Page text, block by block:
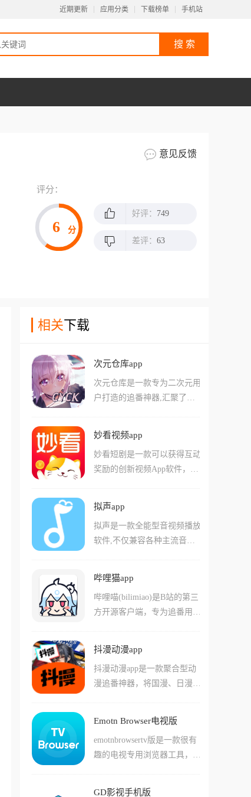
近期更新 应用分类 下载榜单 手机站
意见反馈
评分：
6 分
好评： 749
差评： 63
相关下载
次元仓库app
次元仓库是一款专为二次元用
户打造的追番神器,汇聚了日
尽。平台实时同步全网更新,
保证不会错过最为精彩的剧集
内容,在免会员免广告的情况
番。app界面清晰简单,漫画分
投屏到电视观看,并提供搜
索、分类到播放的一站式服
畅播放体验,让用户随时随地
妙看视频app
妙看短剧是一款可以获得互动
奖励的创新视频App软件，软
一网打尽，用户在享受观看的
同时，通过观看时长和互动任
务积累金币，并能直接兑换成
同时赚点奶茶钱。
拟声app
拟声是一款全能型音视频播放
软件,不仅兼容各种主流音频
步。软件支持本地音乐播放,
用户可以上传多种格式音乐文
件,并进行音调调整,设置桌面
能力能带来不一样的体验。拟
e4K实时画质提升、逐帧播放
等高级功能,可以同时登录多
制。搭配动态歌词弹幕及拟物
哔哩猫app
哔哩喵(bilimiao)是B站的第三
方开源客户端，专为追番用户
番剧、国创、动画、音乐、影
视等各类内容，支持实时弹幕
互动。最吸引人的是，即使没
画质，而且全程无广告干扰。
简单直观，体积仅34M左右却
功能全面，支持视频下载缓
特色功能，是B站用户追求纯
抖漫动漫app
抖漫动漫app是一款聚合型动
漫追番神器，将国漫、日漫、
一站式的观看平台。软件整合
了多个动漫站点内容，用户无
需会员即可畅快追番，支持高
节、投屏与离线缓存等全面功
Emotn Browser电视版
emotnbrowsertv版是一款很有
趣的电视专用浏览器工具，这
GD影视手机版